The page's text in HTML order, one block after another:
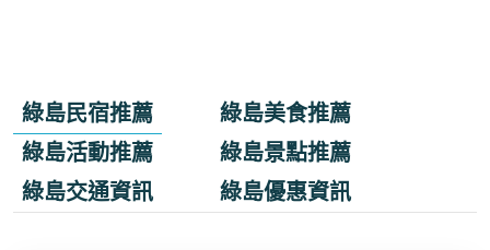
綠島民宿推薦
綠島美食推薦
綠島活動推薦
綠島景點推薦
綠島交通資訊
綠島優惠資訊